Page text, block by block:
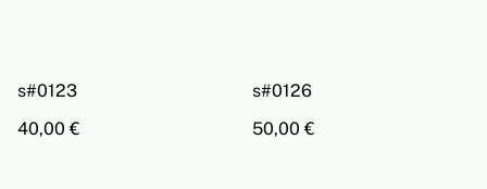
s#0123
40,00 €
s#0126
50,00 €